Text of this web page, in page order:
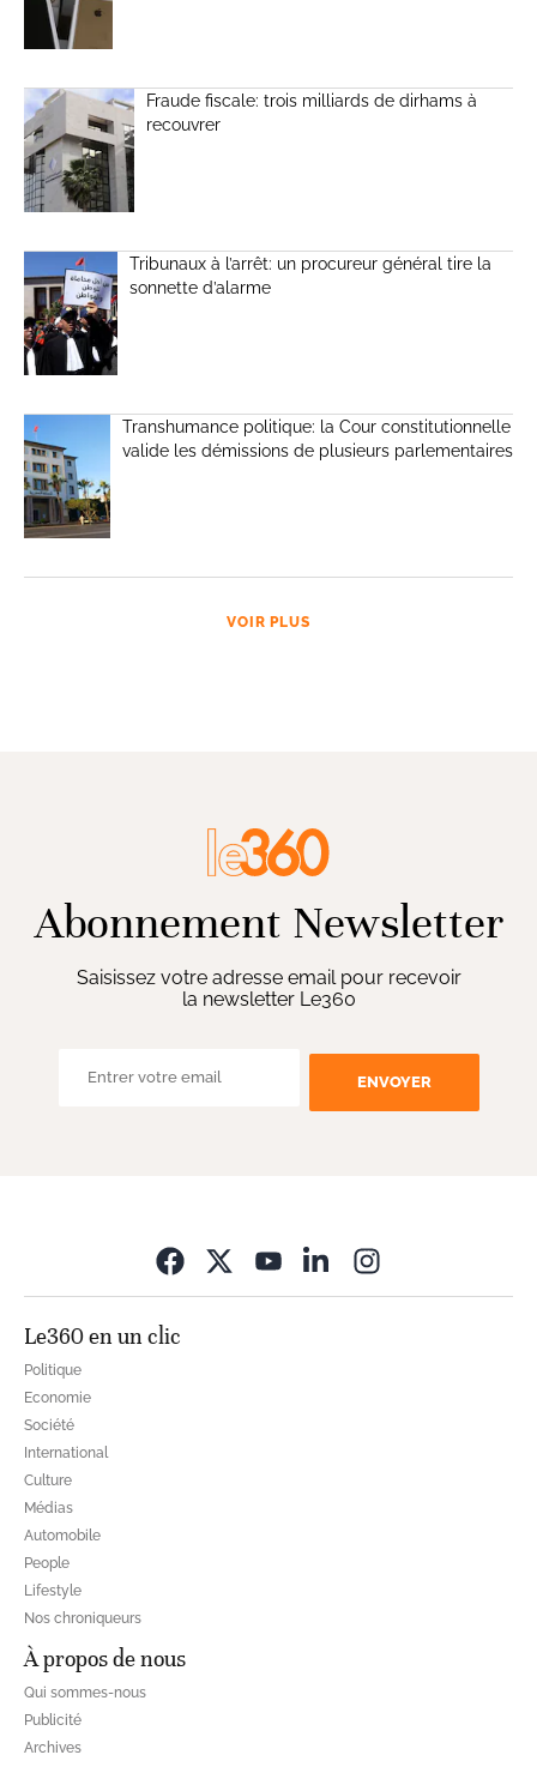
Fraude fiscale: trois milliards de dirhams à
recouvrer
Tribunaux à l’arrêt: un procureur général tire la
sonnette d’alarme
Transhumance politique: la Cour constitutionnelle
valide les démissions de plusieurs parlementaires
VOIR PLUS
Abonnement Newsletter
Saisissez votre adresse email pour recevoir
la newsletter Le360
ENVOYER
Le360 en un clic
Politique
Economie
Société
International
Culture
Médias
Automobile
People
Lifestyle
Nos chroniqueurs
À propos de nous
Qui sommes-nous
Publicité
Archives